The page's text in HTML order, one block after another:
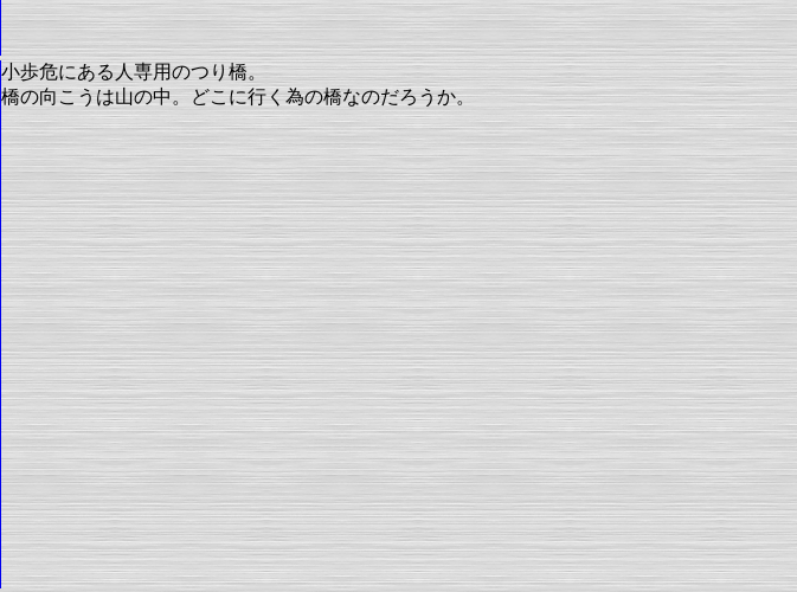
小歩危にある人専用のつり橋。
橋の向こうは山の中。どこに行く為の橋なのだろうか。